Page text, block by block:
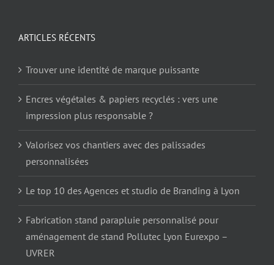
ARTICLES RÉCENTS
Trouver une identité de marque puissante
Encres végétales & papiers recyclés : vers une
impression plus responsable ?
Valorisez vos chantiers avec des palissades
personnalisées
Le top 10 des Agences et studio de Branding à Lyon
Fabrication stand parapluie personnalisé pour
aménagement de stand Pollutec Lyon Eurexpo –
UVRER